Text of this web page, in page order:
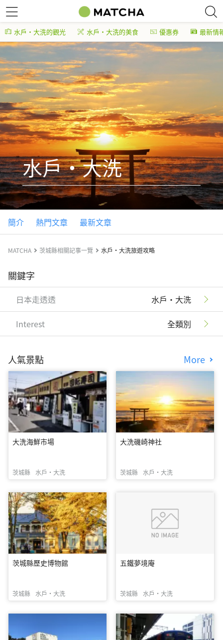
水戶・大洗的觀光 水戶・大洗的美食 優惠券 最新情
水戶・大洗
簡介 熱門文章 最新文章
MATCHA 茨城縣相關記事一覽 水戶・大洗旅遊攻略
關鍵字
日本走透透 水戶・大洗
Interest 全類別
人氣景點 More
大洗海鮮市場
茨城縣 水戶・大洗
大洗磯崎神社
茨城縣 水戶・大洗
茨城縣歷史博物館
茨城縣 水戶・大洗
五鐵夢境庵
茨城縣 水戶・大洗